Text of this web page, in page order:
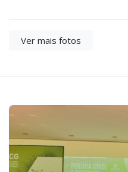
Ver mais fotos